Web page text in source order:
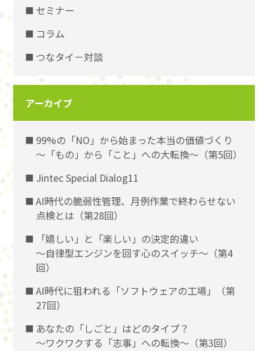
セミナー
コラム
つなタイ－対談
アーカイブ
99%の「NO」から始まった本当の価値づくり
〜「もの」から「こと」への大転換〜（第5回）
Jintec Special Dialog11
AI時代の脆弱性管理、月例作業で終わらせない
点検とは（第28回）
「嬉しい」と「楽しい」の決定的違い
〜自律型エンジンを回す心のスイッチ〜（第4
回）
AI時代に狙われる「ソフトウェアの工場」（第
27回）
あなたの「しごと」はどのタイプ？
〜ワクワクする「志事」への転換〜（第3回）